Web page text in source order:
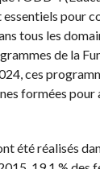
essentiels pour
tous les
de la
ces
formées pour
été réalisés